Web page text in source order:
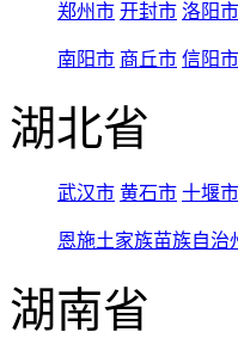
郑州市 开封市 洛阳市
南阳市 商丘市 信阳市
湖北省
武汉市 黄石市 十堰市
恩施土家族苗族自治
湖南省